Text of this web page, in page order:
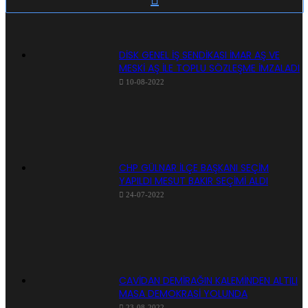
DİSK GENEL İŞ SENDİKASI İMAR AŞ VE
MESKİ AŞ İLE TOPLU SÖZLEŞME İMZALADI
10-08-2022
CHP GÜLNAR İLÇE BAŞKANI SEÇİM
YAPILDI MESUT BAKIR SEÇİMİ ALDI
24-07-2022
CAVİDAN DEMİRAĞIN KALEMİNDEN ALTILI
MASA DEMOKRASİ YOLUNDA